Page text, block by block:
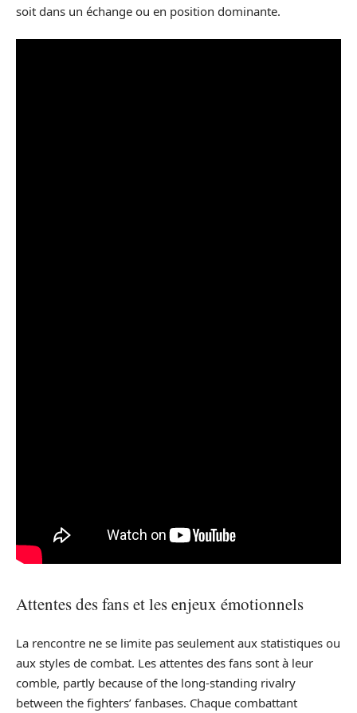
soit dans un échange ou en position dominante.
Attentes des fans et les enjeux émotionnels
La rencontre ne se limite pas seulement aux statistiques ou
aux styles de combat. Les attentes des fans sont à leur
comble, partly because of the long-standing rivalry
between the fighters’ fanbases. Chaque combattant